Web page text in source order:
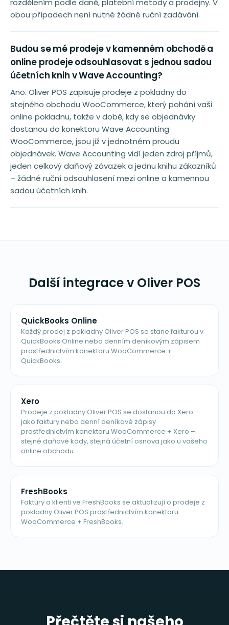
rozdělením podle daně, platební metody a prodejny. V
obou případech není nutné žádné ruční zadávání.
Budou se mé prodeje v kamenném obchodě a
online prodeje odsouhlasovat s jednou sadou
účetních knih v Wave Accounting?
Ano. Oliver POS zapisuje prodeje z pokladny do
stejného obchodu WooCommerce, který pohání vaši
online pokladnu, takže v době, kdy se objednávky
dostanou do konektoru Wave Accounting
WooCommerce, jsou již v jednotném proudu
objednávek. Wave Accounting vidí jeden zdroj příjmů,
jeden celkový daňový závazek a jednu knihu zákazníků
– žádné ruční odsouhlasení mezi online a kamennou
sadou účetních knih.
Další integrace v Oliver POS
QuickBooks Online
Každý prodej z pokladny Oliver POS se stane fakturou v
QuickBooks Online nebo denním deníkovým zápisem
prostřednictvím konektoru WooCommerce +
QuickBooks.
Xero
Prodeje z pokladny Oliver POS se dostanou do Xero
jako faktury nebo denní deníkové zápisy
prostřednictvím konektoru WooCommerce + Xero –
stejné daňové kódy, stejná účetní osnova jako u vašeho
online obchodu.
FreshBooks
Faktury a klienti ve FreshBooks se aktualizují o prodeje z
pokladny Oliver POS prostřednictvím konektoru
WooCommerce + FreshBooks.